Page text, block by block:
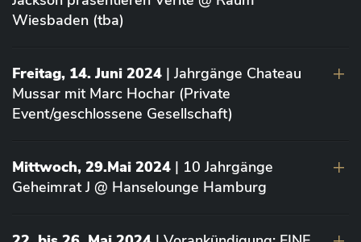
Wiesbaden (tba)
Freitag, 14. Juni 2024 | Jahrgänge Chateau
Mussar mit Marc Hochar (Private
Event/geschlossene Gesellschaft)
Mittwoch, 29.Mai 2024 | 10 Jahrgänge
Geheimrat J @ Hanselounge Hamburg